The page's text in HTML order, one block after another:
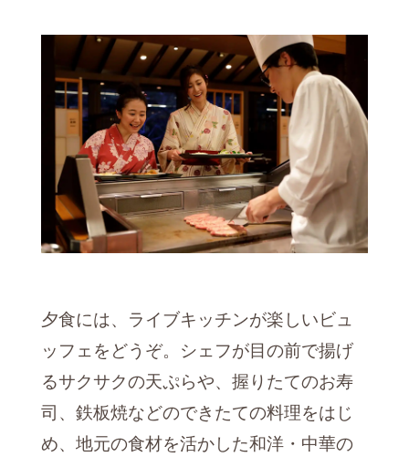
夕食には、ライブキッチンが楽しいビュ
ッフェをどうぞ。シェフが目の前で揚げ
るサクサクの天ぷらや、握りたてのお寿
司、鉄板焼などのできたての料理をはじ
め、地元の食材を活かした和洋・中華の